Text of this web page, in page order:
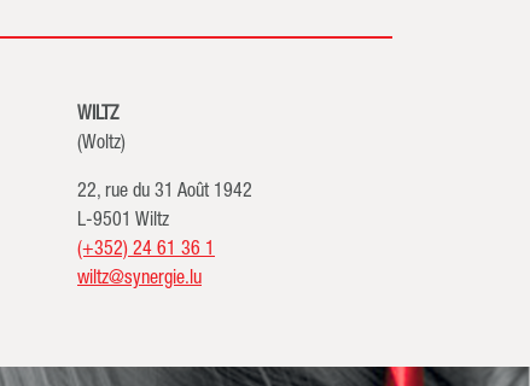
WILTZ
(Woltz)
22, rue du 31 Août 1942
L-9501 Wiltz
(+352) 24 61 36 1
wiltz@synergie.lu